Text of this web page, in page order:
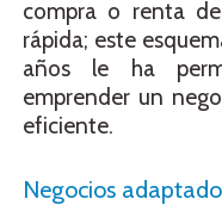
compra o renta
rápida; este
años le ha
emprender un
eficiente.
Negocios